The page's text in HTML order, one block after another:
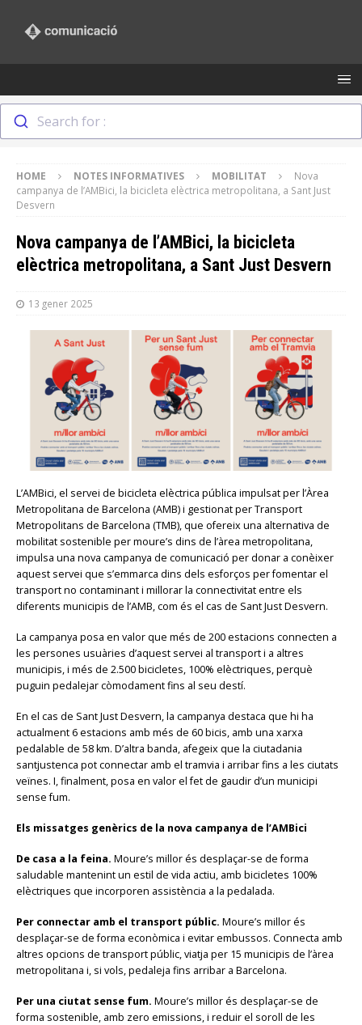
Search for :
HOME NOTES INFORMATIVES MOBILITAT
Nova
campanya de l’AMBici, la bicicleta elèctrica metropolitana, a Sant Just
Desvern
Nova campanya de l’AMBici, la bicicleta
elèctrica metropolitana, a Sant Just Desvern
13 gener 2025
L’AMBici, el servei de bicicleta elèctrica pública impulsat per l’Àrea
Metropolitana de Barcelona (AMB) i gestionat per Transport
Metropolitans de Barcelona (TMB), que ofereix una alternativa de
mobilitat sostenible per moure’s dins de l’àrea metropolitana,
impulsa una nova campanya de comunicació per donar a conèixer
aquest servei que s’emmarca dins dels esforços per fomentar el
transport no contaminant i millorar la connectivitat entre els
diferents municipis de l’AMB, com és el cas de Sant Just Desvern.
La campanya posa en valor que més de 200 estacions connecten a
les persones usuàries d’aquest servei al transport i a altres
municipis, i més de 2.500 bicicletes, 100% elèctriques, perquè
puguin pedalejar còmodament fins al seu destí.
En el cas de Sant Just Desvern, la campanya destaca que hi ha
actualment 6 estacions amb més de 60 bicis, amb una xarxa
pedalable de 58 km. D’altra banda, afegeix que la ciutadania
santjustenca pot connectar amb el tramvia i arribar fins a les ciutats
veïnes. I, finalment, posa en valor el fet de gaudir d’un municipi
sense fum.
Els missatges genèrics de la nova campanya de l’AMBici
De casa a la feina. Moure’s millor és desplaçar-se de forma
saludable mantenint un estil de vida actiu, amb bicicletes 100%
elèctriques que incorporen assistència a la pedalada.
Per connectar amb el transport públic. Moure’s millor és
desplaçar-se de forma econòmica i evitar embussos. Connecta amb
altres opcions de transport públic, viatja per 15 municipis de l’àrea
metropolitana i, si vols, pedaleja fins arribar a Barcelona.
Per una ciutat sense fum. Moure’s millor és desplaçar-se de
forma sostenible, amb zero emissions, i reduir el soroll de les